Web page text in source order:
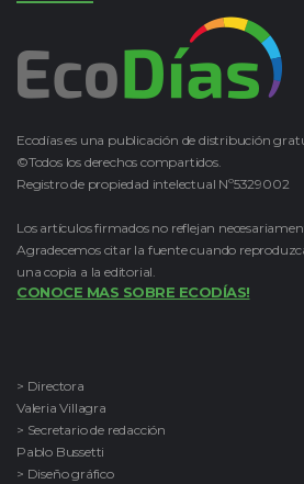
Ecodías es una publicación de distribución
©Todos los derechos compartidos.
Registro de propiedad intelectual Nº5329002
Los artículos firmados no reflejan
Agradecemos citar la fuente cuando
una copia a la editorial.
CONOCE MAS SOBRE ECODÍAS!
> Directora
Valeria Villagra
> Secretario de redacción
Pablo Bussetti
> Diseño gráfico